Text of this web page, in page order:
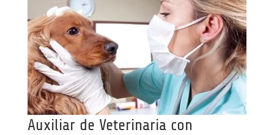
Auxiliar de Veterinaria con